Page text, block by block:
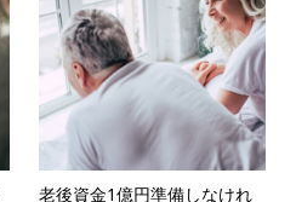
老後資金1億円準備しなけれ